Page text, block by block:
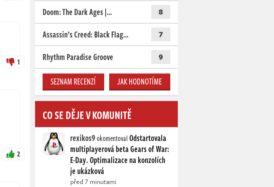
1
2
Doom: The Dark Ages |… 8
Assassin’s Creed: Black Flag… 7
Rhythm Paradise Groove 9
SEZNAM RECENZÍ JAK HODNOTÍME
CO SE DĚJE V KOMUNITĚ
rexikos9okomentovalOdstartovala
multiplayerová beta Gears of War:
E-Day. Optimalizace na konzolích
je ukázková
před 7 minutami